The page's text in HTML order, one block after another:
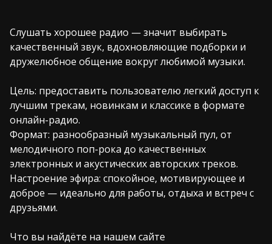
Слушать хорошее радио — значит выбирать
качественный звук, вдохновляющие подборки и
дружелюбное общение вокруг любимой музыки.
Цель: предоставить пользователю легкий доступ к
лучшим трекам, новинкам и классике в формате
онлайн-радио.
Формат: разнообразный музыкальный пул, от
мелодичного поп-рока до качественных
электронных и акустических авторских треков.
Настроение эфира: спокойное, мотивирующее и
доброе — идеально для работы, отдыха и встреч с
друзьями.
Что вы найдёте на нашем сайте